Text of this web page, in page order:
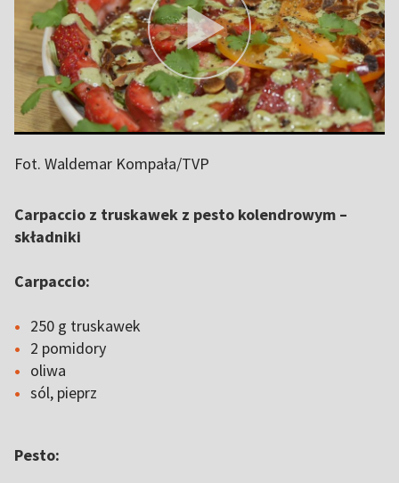
Fot. Waldemar Kompała/TVP
Carpaccio z truskawek z pesto kolendrowym –
składniki
Carpaccio:
250 g truskawek
2 pomidory
oliwa
sól, pieprz
Pesto: